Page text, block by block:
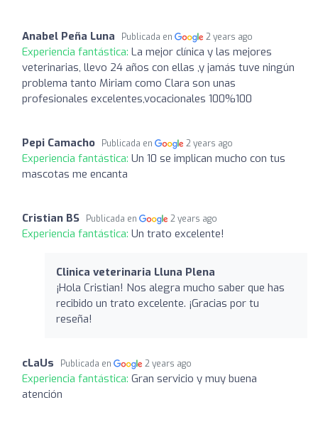
Anabel Peña Luna Publicada en 2 years ago
Experiencia fantástica: La mejor clínica y las mejores
veterinarias, llevo 24 años con ellas ,y jamás tuve ningún
problema tanto Miriam como Clara son unas
profesionales excelentes,vocacionales 100%100
Pepi Camacho Publicada en 2 years ago
Experiencia fantástica: Un 10 se implican mucho con tus
mascotas me encanta
Cristian BS Publicada en 2 years ago
Experiencia fantástica: Un trato excelente!
Clinica veterinaria Lluna Plena
¡Hola Cristian! Nos alegra mucho saber que has
recibido un trato excelente. ¡Gracias por tu
reseña!
cLaUs Publicada en 2 years ago
Experiencia fantástica: Gran servicio y muy buena
atención